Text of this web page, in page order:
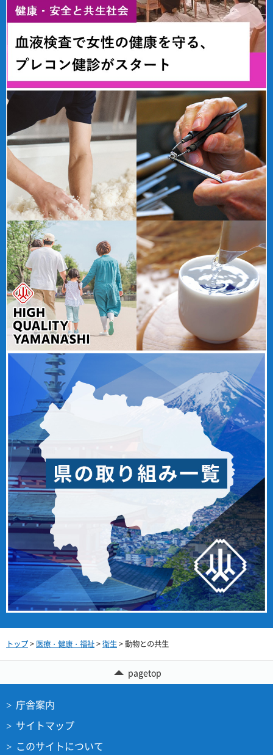
トップ> 医療・健康・福祉>衛生> 動物との共生
pagetop
庁舎案内
サイトマップ
このサイトについて